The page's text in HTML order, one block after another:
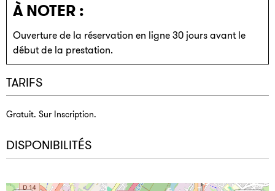
À NOTER :
Ouverture de la réservation en ligne 30 jours avant le
début de la prestation.
TARIFS
Gratuit. Sur Inscription.
DISPONIBILITÉS